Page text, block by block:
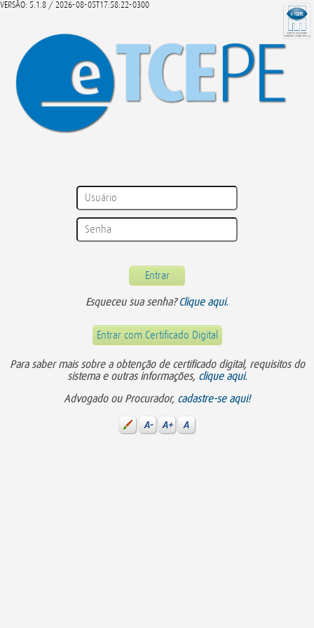
Esqueceu sua senha? Clique aqui.
Entrar com Certificado Digital
Para saber mais sobre a obtenção de certificado digital, requisitos do
sistema e outras informações, clique aqui.
Advogado ou Procurador, cadastre-se aqui!
VERSÃO: 5.1.8 / 2026-08-05T17:58:22-0300